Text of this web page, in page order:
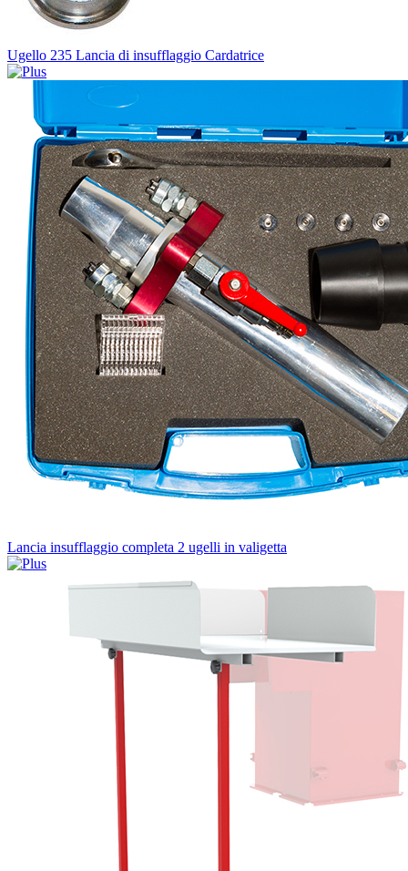
Ugello 235 Lancia di insufflaggio Cardatrice
Lancia insufflaggio completa 2 ugelli in valigetta